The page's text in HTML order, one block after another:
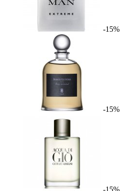
-15%
-15%
-15%